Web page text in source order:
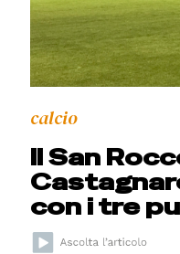
calcio
Il San
con i tre